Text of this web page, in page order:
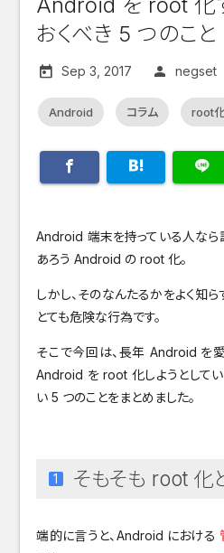
おくべき 5 つのこと
Sep 3, 2017 negset
Android コラム root
Android 端末を持っている人な
あろう Android の root 化。
しかし、そのなんたるかをよく知
とても危険な行為です。
そこで今回は、長年 Android を
Android を root 化しようとして
い 5 つのことをまとめました。
そもそも root 化
端的に言うと、Android における